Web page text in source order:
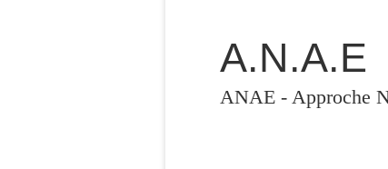
A.N.A.E
ANAE - Approche